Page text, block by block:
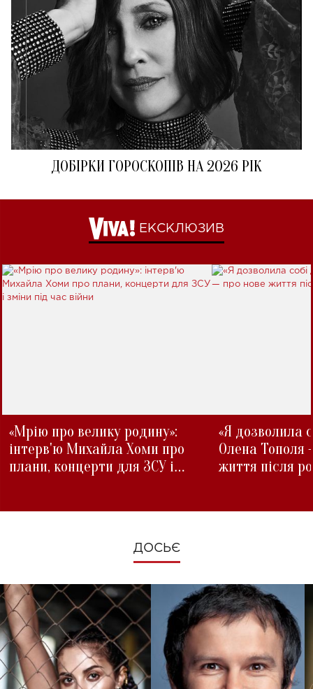
ДОБІРКИ ГОРОСКОПІВ НА 2026 РІК
ЕКСКЛЮЗИВ
«Мрію про велику родину»:
інтерв'ю Михайла Хоми про
плани, концерти для ЗСУ і
«Я дозволила
Олена Тополя
життя після
ДОСЬЄ